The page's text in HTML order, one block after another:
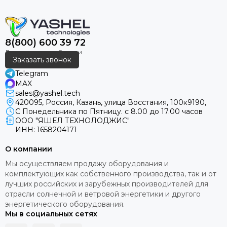
Мощность солнечных панелей по STC
Аккумуляторы не допускается разряжать на 100%.
ПРЕИМУЩЕСТВА АВТОНОМНОЙ СОЛНЕЧНОЙ
ЭЛЕКТРОСТАНЦИИ
• Солнечные панели работают каждый день и
эффективны летом.
• Бесшумность работы и отсутствие ограничений по
продолжительности непрерывной работы автономной
солнечной электростанции в отличие от бензиновых и
дизельных генераторов. Несомненный плюс отсутствие
ежедневного обслуживания, шума и запаха.
дизельным генератором как резервным или аварийными
источником.
• Независимость от внешних источников
электроснабжения.
• Низкая стоимость
• Простая установка
8(800) 600 39 72
Заказать звонок
Telegram
MAX
sales@yashel.tech
420095, Россия, Казань, улица Восстания, 100к9190,
С Понедельника по Пятницу. с 8.00 до 17.00 часов
ООО "ЯШЕЛ ТЕХНОЛОДЖИС"
ИНН: 1658204171
О компании
Мы осуществляем продажу оборудования и
комплектующих как собственного производства, так и от
лучших российских и зарубежных производителей для
отрасли солнечной и ветровой энергетики и другого
энергетического оборудования.
Мы в социальных сетях